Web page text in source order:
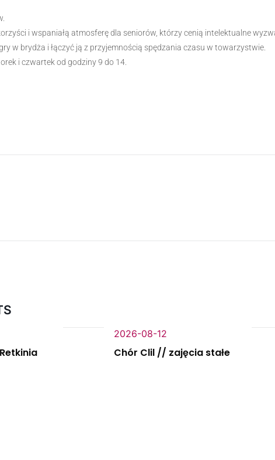
i wspaniałą atmosferę dla seniorów, którzy cenią intelektualne
w brydża i łączyć ją z przyjemnością spędzania czasu w towarzystwie.
i czwartek od godziny 9 do 14.
2026-08-12
Chór Clil // zajęcia stałe